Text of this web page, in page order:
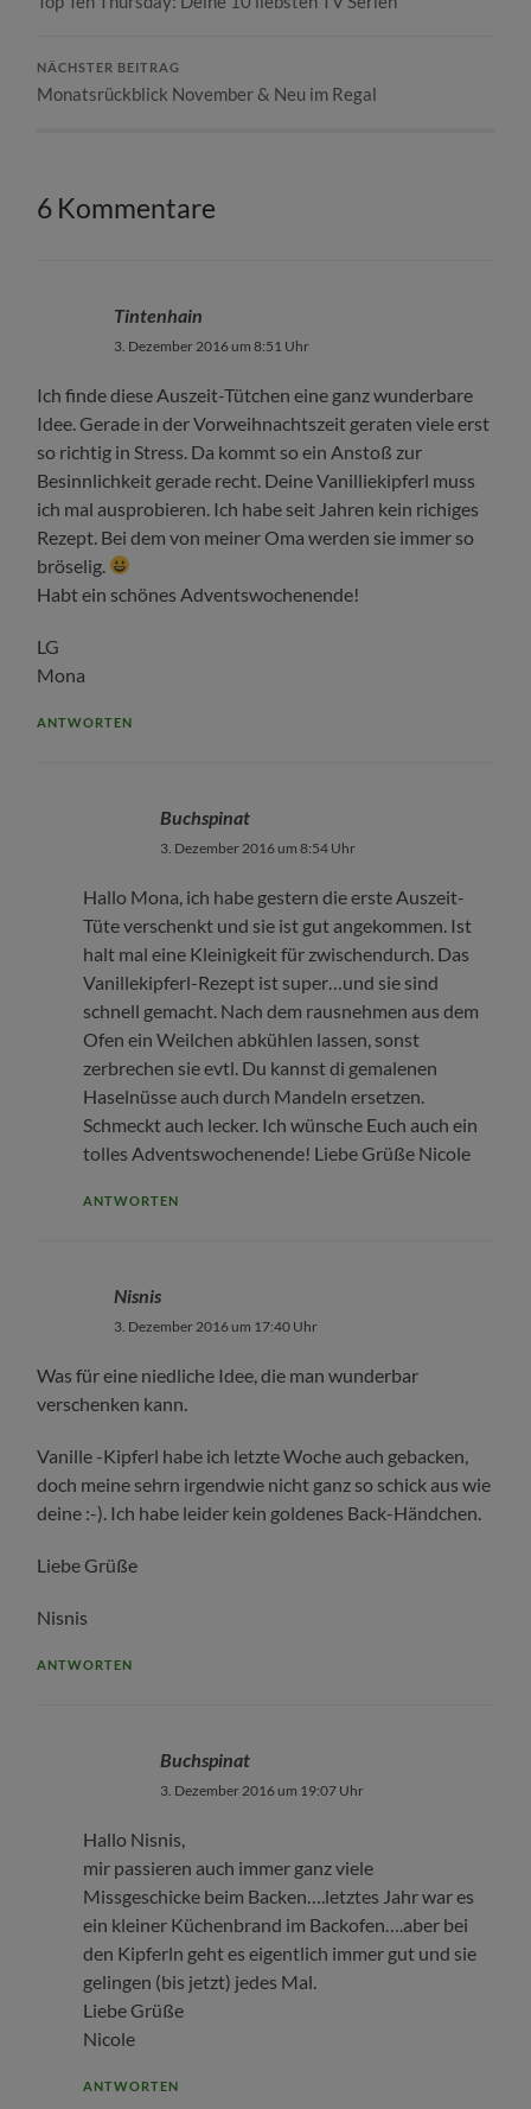
NÄCHSTER BEITRAG
Monatsrückblick November & Neu im Regal
6 Kommentare
Tintenhain
3. Dezember 2016 um 8:51 Uhr
Ich finde diese Auszeit-Tütchen eine ganz wunderbare
Idee. Gerade in der Vorweihnachtszeit geraten viele erst
so richtig in Stress. Da kommt so ein Anstoß zur
Besinnlichkeit gerade recht. Deine Vanilliekipferl muss
ich mal ausprobieren. Ich habe seit Jahren kein richiges
Rezept. Bei dem von meiner Oma werden sie immer so
bröselig.
Habt ein schönes Adventswochenende!
LG
Mona
ANTWORTEN
Buchspinat
3. Dezember 2016 um 8:54 Uhr
Hallo Mona, ich habe gestern die erste Auszeit-
Tüte verschenkt und sie ist gut angekommen. Ist
halt mal eine Kleinigkeit für zwischendurch. Das
Vanillekipferl-Rezept ist super…und sie sind
schnell gemacht. Nach dem rausnehmen aus dem
Ofen ein Weilchen abkühlen lassen, sonst
zerbrechen sie evtl. Du kannst di gemalenen
Haselnüsse auch durch Mandeln ersetzen.
Schmeckt auch lecker. Ich wünsche Euch auch ein
tolles Adventswochenende! Liebe Grüße Nicole
ANTWORTEN
Nisnis
3. Dezember 2016 um 17:40 Uhr
Was für eine niedliche Idee, die man wunderbar
verschenken kann.
Vanille -Kipferl habe ich letzte Woche auch gebacken,
doch meine sehrn irgendwie nicht ganz so schick aus wie
deine :-). Ich habe leider kein goldenes Back-Händchen.
Liebe Grüße
Nisnis
ANTWORTEN
Buchspinat
3. Dezember 2016 um 19:07 Uhr
Hallo Nisnis,
mir passieren auch immer ganz viele
Missgeschicke beim Backen….letztes Jahr war es
ein kleiner Küchenbrand im Backofen….aber bei
den Kipferln geht es eigentlich immer gut und sie
gelingen (bis jetzt) jedes Mal.
Liebe Grüße
Nicole
ANTWORTEN